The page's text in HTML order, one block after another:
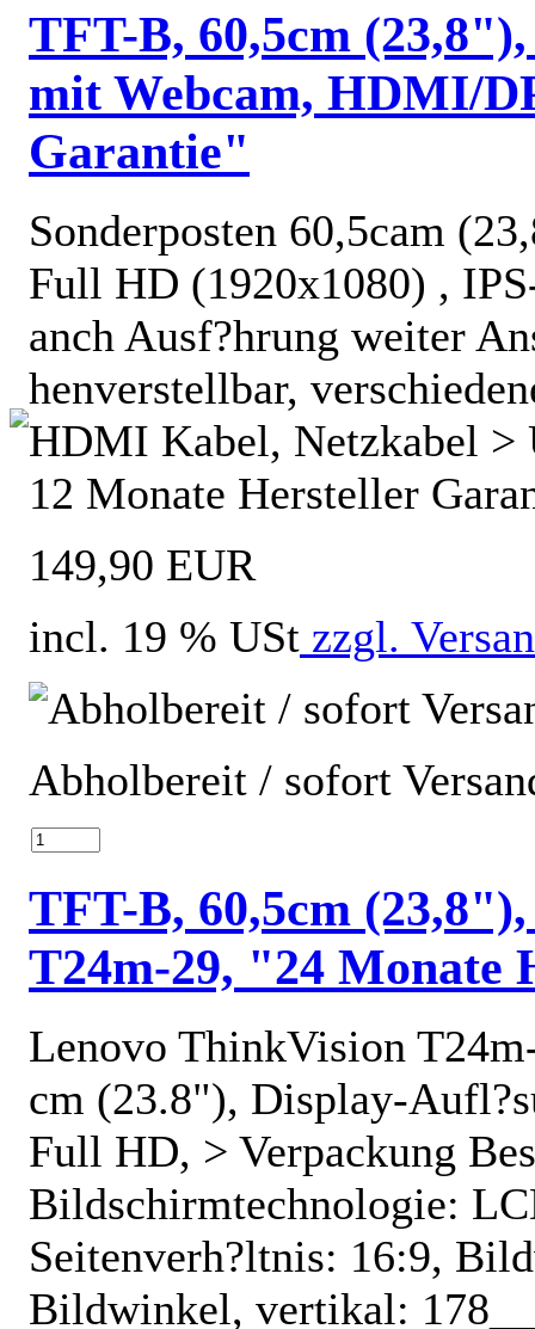
TFT-B, 60,5cm
mit Webcam, HDMI/
Garantie"
Sonderposten 60,5cam
Full HD (1920x1080) ,
anch Ausf?hrung weiter
henverstellbar,
HDMI Kabel, Netzkabel >
12 Monate Hersteller
149,90 EUR
incl. 19 % USt zzgl.
Abholbereit / sofort
TFT-B, 60,5cm
T24m-29, "24 Monate
Lenovo ThinkVision
cm (23.8"), Display-
Full HD, > Verpackung
Bildschirmtechnologie:
Seitenverh?ltnis: 16:9,
Bildwinkel, vertikal: